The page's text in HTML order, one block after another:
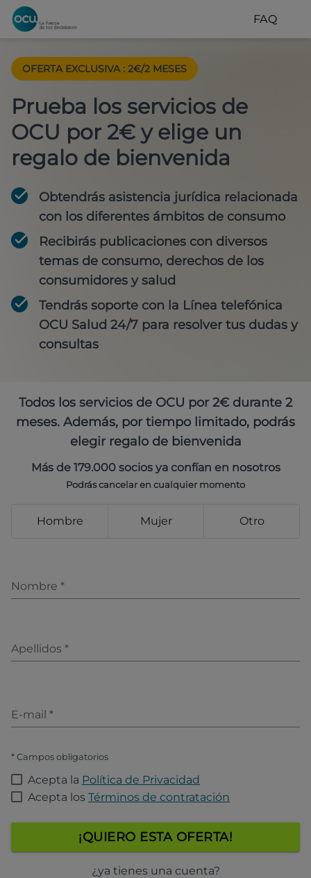
FAQ
OFERTA EXCLUSIVA : 2€/2 MESES
Prueba los servicios de
OCU por 2€ y elige un
regalo de bienvenida
Obtendrás asistencia jurídica relacionada
con los diferentes ámbitos de consumo
Recibirás publicaciones con diversos
temas de consumo, derechos de los
consumidores y salud
Tendrás soporte con la Línea telefónica
OCU Salud 24/7 para resolver tus dudas y
consultas
Todos los servicios de OCU por 2€ durante 2
meses. Además, por tiempo limitado, podrás
elegir regalo de bienvenida
Más de 179.000 socios ya confían en nosotros
Podrás cancelar en cualquier momento
Hombre Mujer Otro
Nombre *
Apellidos *
E-mail *
* Campos obligatorios
Acepta la Política de Privacidad
Acepta los Términos de contratación
¡QUIERO ESTA OFERTA!
¿ya tienes una cuenta?